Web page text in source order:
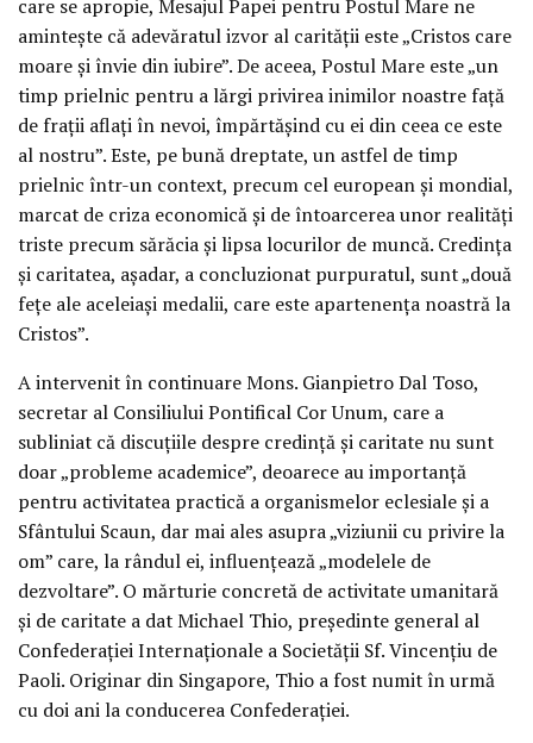
care se apropie, Mesajul Papei pentru Postul Mare ne
aminteşte că adevăratul izvor al carităţii este „Cristos care
moare şi învie din iubire”. De aceea, Postul Mare este „un
timp prielnic pentru a lărgi privirea inimilor noastre faţă
de fraţii aflaţi în nevoi, împărtăşind cu ei din ceea ce este
al nostru”. Este, pe bună dreptate, un astfel de timp
prielnic într-un context, precum cel european şi mondial,
marcat de criza economică şi de întoarcerea unor realităţi
triste precum sărăcia şi lipsa locurilor de muncă. Credinţa
şi caritatea, aşadar, a concluzionat purpuratul, sunt „două
feţe ale aceleiaşi medalii, care este apartenenţa noastră la
Cristos”.
A intervenit în continuare Mons. Gianpietro Dal Toso,
secretar al Consiliului Pontifical Cor Unum, care a
subliniat că discuţiile despre credinţă şi caritate nu sunt
doar „probleme academice”, deoarece au importanţă
pentru activitatea practică a organismelor eclesiale şi a
Sfântului Scaun, dar mai ales asupra „viziunii cu privire la
om” care, la rândul ei, influenţează „modelele de
dezvoltare”. O mărturie concretă de activitate umanitară
şi de caritate a dat Michael Thio, preşedinte general al
Confederaţiei Internaţionale a Societăţii Sf. Vincenţiu de
Paoli. Originar din Singapore, Thio a fost numit în urmă
cu doi ani la conducerea Confederaţiei.